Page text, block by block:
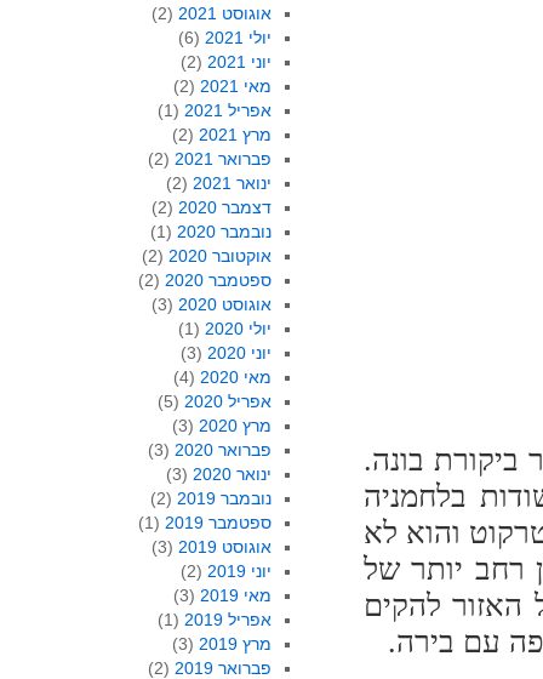
ביקורת בונה.
בלחמניה
והוא לא
רחב יותר של
האזור להקים
עם בירה.
אוגוסט 2021
(2)
יולי 2021
(6)
יוני 2021
(2)
מאי 2021
(2)
אפריל 2021
(1)
מרץ 2021
(2)
פברואר 2021
(2)
ינואר 2021
(2)
דצמבר 2020
(2)
נובמבר 2020
(1)
אוקטובר 2020
(2)
ספטמבר 2020
(2)
אוגוסט 2020
(3)
יולי 2020
(1)
יוני 2020
(3)
מאי 2020
(4)
אפריל 2020
(5)
מרץ 2020
(3)
פברואר 2020
(3)
ינואר 2020
(3)
נובמבר 2019
(2)
ספטמבר 2019
(1)
אוגוסט 2019
(3)
יוני 2019
(2)
מאי 2019
(3)
אפריל 2019
(1)
מרץ 2019
(3)
פברואר 2019
(2)